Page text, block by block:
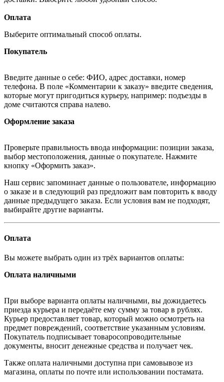
Оплата
Выберите оптимальный способ оплаты.
Покупатель
Введите данные о себе: ФИО, адрес доставки, номер
телефона. В поле «Комментарии к заказу» введите сведения,
которые могут пригодиться курьеру, например: подъезды в
доме считаются справа налево.
Оформление заказа
Проверьте правильность ввода информации: позиции заказа,
выбор местоположения, данные о покупателе. Нажмите
кнопку «Оформить заказ».
Наш сервис запоминает данные о пользователе, информацию
о заказе и в следующий раз предложит вам повторить к вводу
данные предыдущего заказа. Если условия вам не подходят,
выбирайте другие варианты.
Оплата
Вы можете выбрать один из трёх вариантов оплаты:
Оплата наличными
При выборе варианта оплаты наличными, вы дожидаетесь
приезда курьера и передаёте ему сумму за товар в рублях.
Курьер предоставляет товар, который можно осмотреть на
предмет повреждений, соответствие указанным условиям.
Покупатель подписывает товаросопроводительные
документы, вносит денежные средства и получает чек.
Также оплата наличными доступна при самовывозе из
магазина, оплаты по почте или использовании постамата.